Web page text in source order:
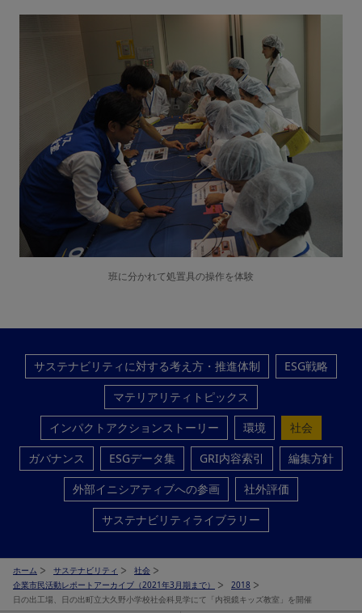
班に分かれて処置具の操作を体験
サステナビリティに対する考え方・推進体制
ESG戦略
マテリアリティトピックス
インパクトアクションストーリー
環境
社会
ガバナンス
ESGデータ集 GRI内容索引
編集方針
外部イニシアティブへの参画
社外評価
サステナビリティライブラリー
ホーム サステナビリティ
社会
企業市民活動レポートアーカイブ（2021年3月期まで）
2018
日の出工場、日の出町立大久野小学校社会科見学にて「内視鏡キッズ教室」を開催